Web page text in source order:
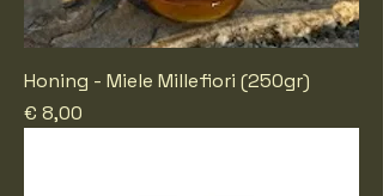
Honing - Miele Millefiori (250gr)
Prijs
€ 8,00